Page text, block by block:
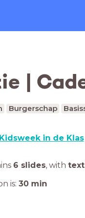
|
Burgerschap
Kidsweek in de Klas
6 slides, with
is: 30 min